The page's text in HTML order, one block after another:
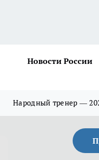
Новости России
Народный тренер —